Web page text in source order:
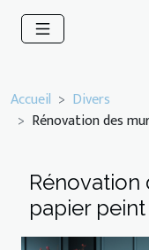
Accueil
Divers
Rénovation des
Rénovation
papier peint